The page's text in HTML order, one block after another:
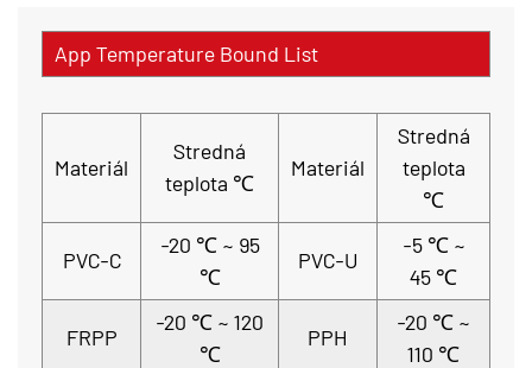
App Temperature Bound List
Materiál
Stredná
teplota ℃
Materiál
Stredná
teplota
℃
PVC-C
-20 ℃ ~ 95
℃
PVC-U
-5 ℃ ~
45 ℃
FRPP
-20 ℃ ~ 120
℃
PPH
-20 ℃ ~
110 ℃